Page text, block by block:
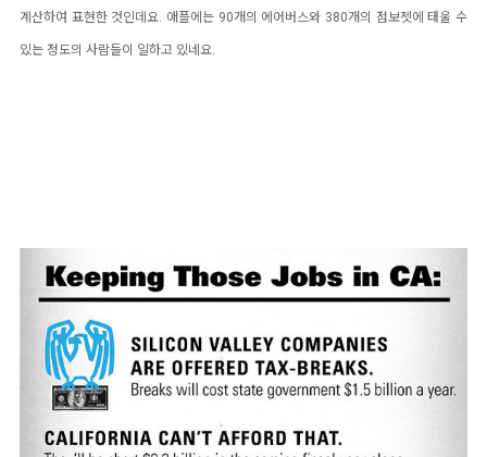
계산하여 표현한 것인데요. 애플에는 90개의 에어버스와 380개의 점보젯에 태울 수
있는 정도의 사람들이 일하고 있네요.